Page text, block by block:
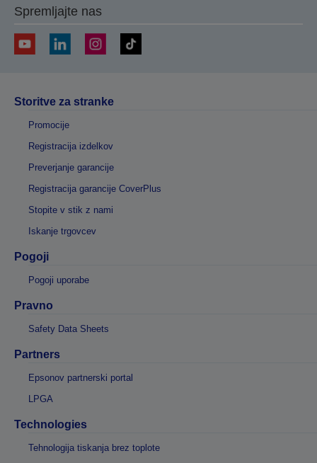
Spremljajte nas
Storitve za stranke
Promocije
Registracija izdelkov
Preverjanje garancije
Registracija garancije CoverPlus
Stopite v stik z nami
Iskanje trgovcev
Pogoji
Pogoji uporabe
Pravno
Safety Data Sheets
Partners
Epsonov partnerski portal
LPGA
Technologies
Tehnologija tiskanja brez toplote